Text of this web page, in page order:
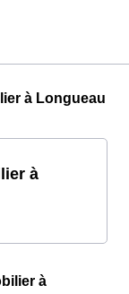
à Longueau
à
à